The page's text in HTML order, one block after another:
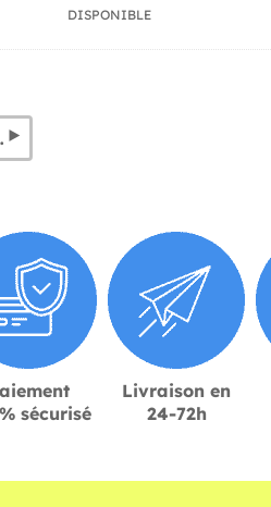
DISPONIBLE
sécurisé
Livraison en
24-72h